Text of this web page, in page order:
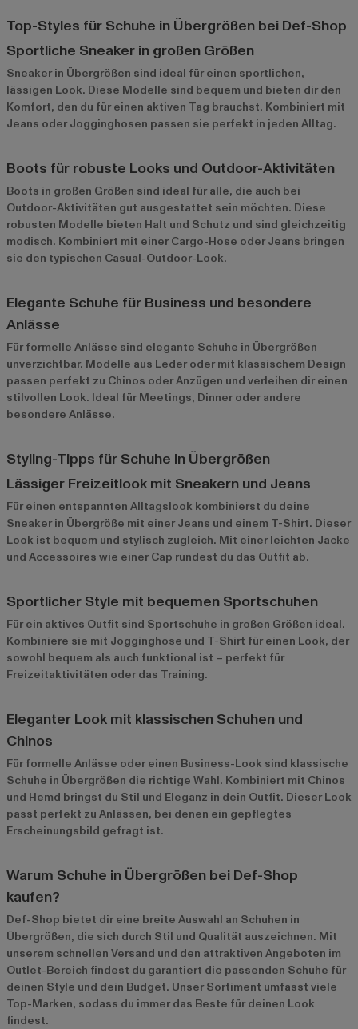
Top-Styles für Schuhe in Übergrößen bei Def-Shop
Sportliche Sneaker in großen Größen
Sneaker in Übergrößen sind ideal für einen sportlichen,
lässigen Look. Diese Modelle sind bequem und bieten dir den
Komfort, den du für einen aktiven Tag brauchst. Kombiniert mit
Jeans oder Jogginghosen passen sie perfekt in jeden Alltag.
Boots für robuste Looks und Outdoor-Aktivitäten
Boots in großen Größen sind ideal für alle, die auch bei
Outdoor-Aktivitäten gut ausgestattet sein möchten. Diese
robusten Modelle bieten Halt und Schutz und sind gleichzeitig
modisch. Kombiniert mit einer Cargo-Hose oder Jeans bringen
sie den typischen Casual-Outdoor-Look.
Elegante Schuhe für Business und besondere
Anlässe
Für formelle Anlässe sind elegante Schuhe in Übergrößen
unverzichtbar. Modelle aus Leder oder mit klassischem Design
passen perfekt zu Chinos oder Anzügen und verleihen dir einen
stilvollen Look. Ideal für Meetings, Dinner oder andere
besondere Anlässe.
Styling-Tipps für Schuhe in Übergrößen
Lässiger Freizeitlook mit Sneakern und Jeans
Für einen entspannten Alltagslook kombinierst du deine
Sneaker in Übergröße mit einer Jeans und einem T-Shirt. Dieser
Look ist bequem und stylisch zugleich. Mit einer leichten Jacke
und Accessoires wie einer Cap rundest du das Outfit ab.
Sportlicher Style mit bequemen Sportschuhen
Für ein aktives Outfit sind Sportschuhe in großen Größen ideal.
Kombiniere sie mit Jogginghose und T-Shirt für einen Look, der
sowohl bequem als auch funktional ist – perfekt für
Freizeitaktivitäten oder das Training.
Eleganter Look mit klassischen Schuhen und
Chinos
Für formelle Anlässe oder einen Business-Look sind klassische
Schuhe in Übergrößen die richtige Wahl. Kombiniert mit Chinos
und Hemd bringst du Stil und Eleganz in dein Outfit. Dieser Look
passt perfekt zu Anlässen, bei denen ein gepflegtes
Erscheinungsbild gefragt ist.
Warum Schuhe in Übergrößen bei Def-Shop
kaufen?
Def-Shop bietet dir eine breite Auswahl an Schuhen in
Übergrößen, die sich durch Stil und Qualität auszeichnen. Mit
unserem schnellen Versand und den attraktiven Angeboten im
Outlet-Bereich findest du garantiert die passenden Schuhe für
deinen Style und dein Budget. Unser Sortiment umfasst viele
Top-Marken, sodass du immer das Beste für deinen Look
findest.